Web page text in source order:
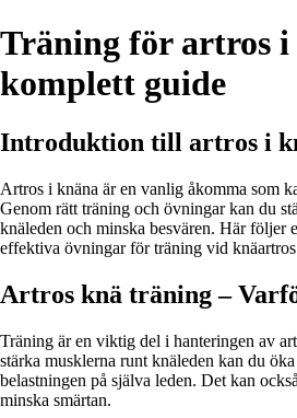
Träning för artros i
komplett guide
Introduktion till artros i
Artros i knäna är en vanlig åkomma som
Genom rätt träning och övningar kan du
knäleden och minska besvären. Här följer
effektiva övningar för träning vid
Artros knä träning –
Träning är en viktig del i hanteringen av
stärka musklerna runt knäleden kan du
belastningen på själva leden. Det kan
minska smärtan.